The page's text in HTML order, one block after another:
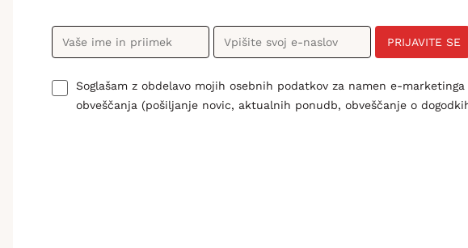
Soglašam z obdelavo mojih osebnih podatkov za namen e-marketinga
obveščanja (pošiljanje novic, aktualnih ponudb, obveščanje o
PRIJAVITE SE